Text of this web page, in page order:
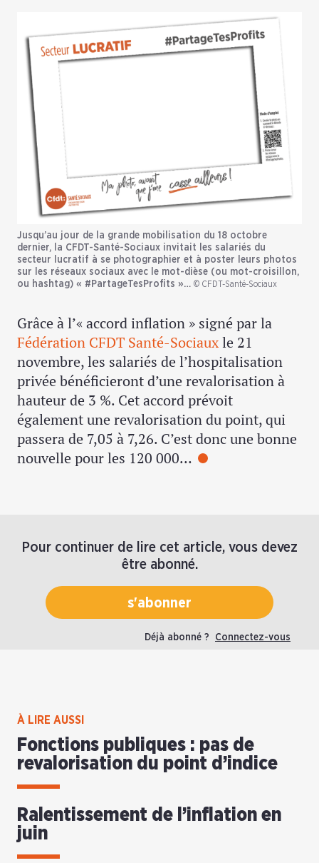
Jusqu’au jour de la grande mobilisation du 18 octobre
dernier, la CFDT-Santé-Sociaux invitait les salariés du
secteur lucratif à se photographier et à poster leurs photos
sur les réseaux sociaux avec le mot-dièse (ou mot-croisillon,
ou hashtag) « #PartageTesProfits »… © CFDT-Santé-Sociaux
Grâce à l’« accord inflation » signé par la
Fédération CFDT Santé-Sociauxle 21
novembre, les salariés de l’hospitalisation
privée bénéficieront d’une revalorisation à
hauteur de 3 %. Cet accord prévoit
également une revalorisation du point, qui
passera de 7,05 à 7,26. C’est donc une bonne
nouvelle pour les 120 000…
Pour continuer de lire cet article, vous devez
être abonné.
s'abonner
Déjà abonné ? Connectez-vous
À LIRE AUSSI
Fonctions publiques : pas de
revalorisation du point d’indice
Ralentissement de l’inflation en
juin